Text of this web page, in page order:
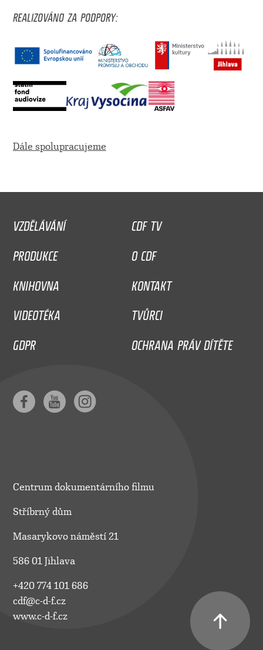
REALIZOVÁNO ZA PODPORY:
Dále spolupracujeme
VZDĚLÁVÁNÍ
CDF TV
PRODUKCE
O CDF
KNIHOVNA
KONTAKT
VIDEOTÉKA
TVŮRCI
GDPR
OCHRANA PRÁV DÍTĚTE
Centrum dokumentárního filmu
Stříbrný dům
Masarykovo náměstí 21
586 01 Jihlava
+420 774 101 686
cdf@c-d-f.cz
www.c-d-f.cz